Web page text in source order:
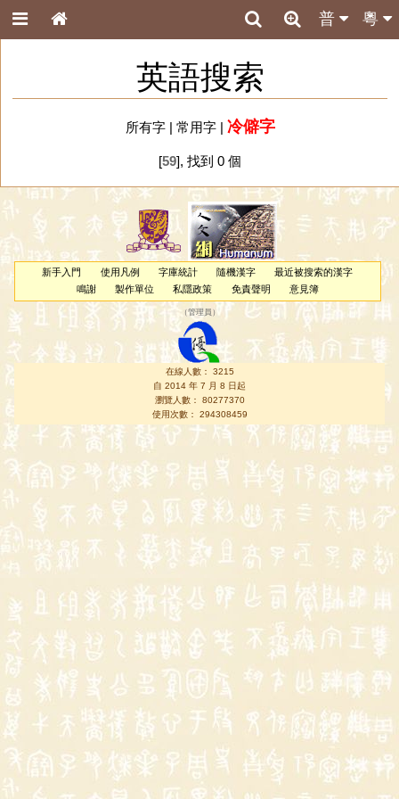
粵
普
英語搜索
所有字| 常用字| 冷僻字
[59], 找到 0 個
新手入門 使用凡例 字庫統計 隨機漢字
最近被搜索的漢字
鳴謝
製作單位 私隱政策 免責聲明 意見簿
（管理員 ）
在線人數： 3215
自 2014 年 7 月 8 日起
瀏覽人數： 80277370
使用次數： 294308459